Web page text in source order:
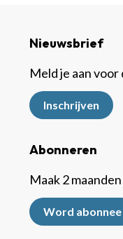
Nieuwsbrief
Meld je aan
Inschrijven
Abonneren
Maak 2
Word abonnee